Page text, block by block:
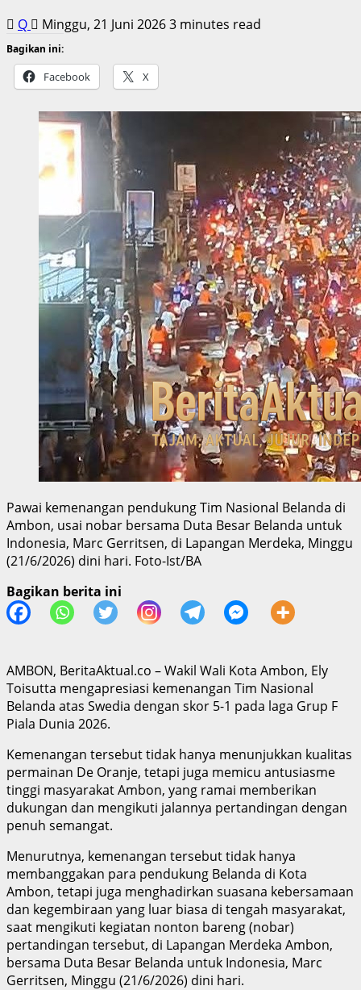
Q Minggu, 21 Juni 20263 minutes read
Bagikan ini:
Facebook X
Pawai kemenangan pendukung Tim Nasional Belanda di
Ambon, usai nobar bersama Duta Besar Belanda untuk
Indonesia, Marc Gerritsen, di Lapangan Merdeka, Minggu
(21/6/2026) dini hari. Foto-Ist/BA
Bagikan berita ini
AMBON, BeritaAktual.co – Wakil Wali Kota Ambon, Ely
Toisutta mengapresiasi kemenangan Tim Nasional
Belanda atas Swedia dengan skor 5-1 pada laga Grup F
Piala Dunia 2026.
Kemenangan tersebut tidak hanya menunjukkan kualitas
permainan De Oranje, tetapi juga memicu antusiasme
tinggi masyarakat Ambon, yang ramai memberikan
dukungan dan mengikuti jalannya pertandingan dengan
penuh semangat.
Menurutnya, kemenangan tersebut tidak hanya
membanggakan para pendukung Belanda di Kota
Ambon, tetapi juga menghadirkan suasana kebersamaan
dan kegembiraan yang luar biasa di tengah masyarakat,
saat mengikuti kegiatan nonton bareng (nobar)
pertandingan tersebut, di Lapangan Merdeka Ambon,
bersama Duta Besar Belanda untuk Indonesia, Marc
Gerritsen, Minggu (21/6/2026) dini hari.